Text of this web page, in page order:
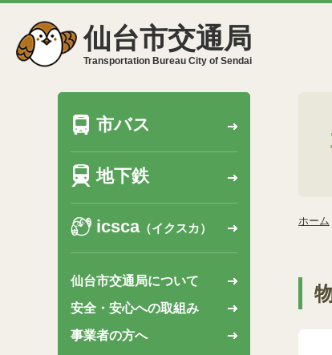
仙台市交通局
Transportation Bureau City of Sendai
ホーム
市バス
地下鉄
icsca（イクスカ）
仙台市交通局について
安全・安心への取組み
事業者の方へ